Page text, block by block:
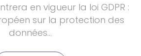
en vigueur la loi GDPR :
sur la protection des
données...